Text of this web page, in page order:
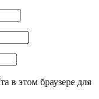
в этом браузере для